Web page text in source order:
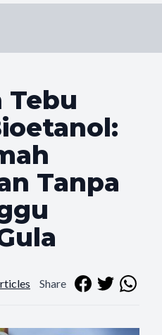
Tebu
Tanpa
Share